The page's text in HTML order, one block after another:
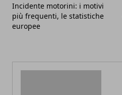
Incidente motorini: i motivi
più frequenti, le statistiche
europee